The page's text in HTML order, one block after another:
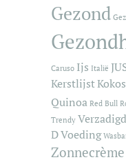
Gezond
Caruso Ijs Italië
Kerstlijst
Quinoa Red Bull
Trendy
DVoeding
Zonnecrème